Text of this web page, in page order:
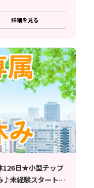
詳細を見る
126日★小型チップ
未経験スタート